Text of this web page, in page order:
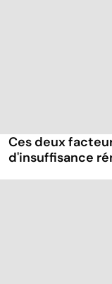
Ces deux
d'insuffisance